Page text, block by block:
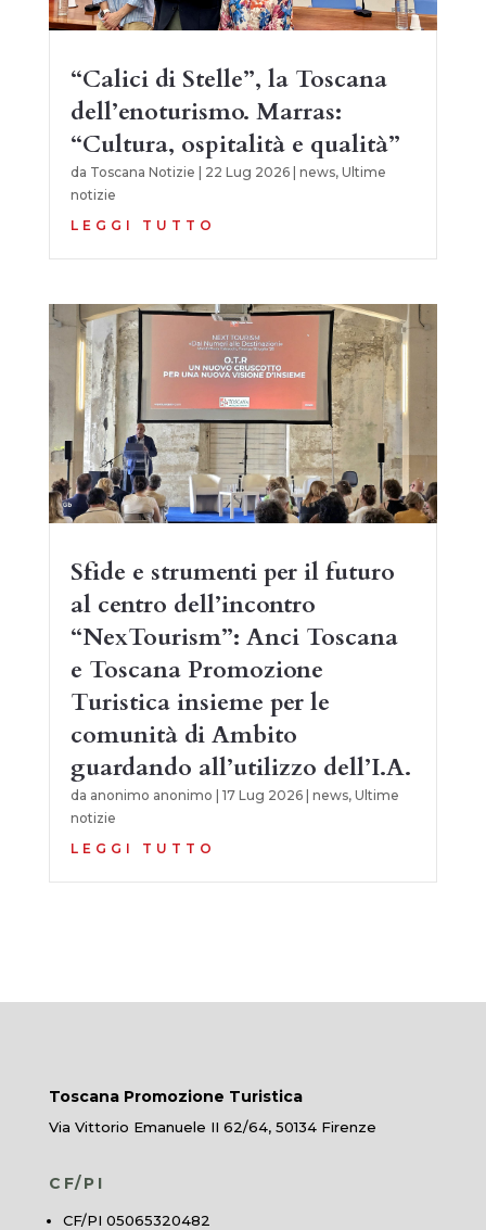
“Calici di Stelle”, la Toscana
dell’enoturismo. Marras:
“Cultura, ospitalità e qualità”
da Toscana Notizie 22 Lug 2026| news, Ultime
notizie
LEGGI TUTTO
Sfide e strumenti per il futuro
al centro dell’incontro
“NexTourism”: Anci Toscana
e Toscana Promozione
Turistica insieme per le
comunità di Ambito
guardando all’utilizzo dell’I.A.
da anonimo anonimo | 17 Lug 2026| news, Ultime
notizie
LEGGI TUTTO
Toscana Promozione Turistica
Via Vittorio Emanuele II 62/64, 50134 Firenze
CF/PI
CF/PI 05065320482